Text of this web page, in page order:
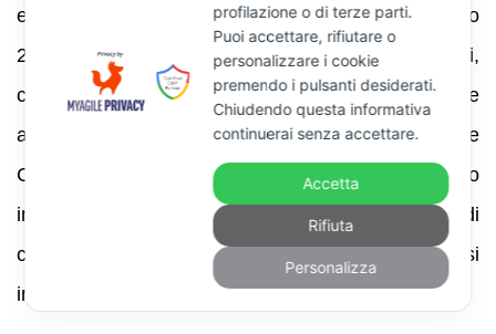
e, dato molto aggiornato, precisa che da maggio
2026, per comunicazioni e avvisi telematici,
contribuenti e intermediari possono presentare
anche una
seconda richiesta di assistenzatramite
CIVIS. Questo è un elemento pratico molto
importante, perché offre un ulteriore spazio di
confronto amministrativo prima che la posizione si
irrigidisca.
profilazione o di terze parti.
Puoi accettare, rifiutare o
personalizzare i cookie
premendo i pulsanti desiderati.
Chiudendo questa informativa
continuerai senza accettare.
Accetta
Rifiuta
Personalizza